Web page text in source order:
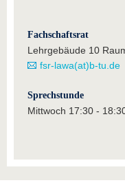
Fachschaftsrat
Lehrgebäude 10
fsr-lawa(at)b-tu.de
Sprechstunde
Mittwoch 17:30 -